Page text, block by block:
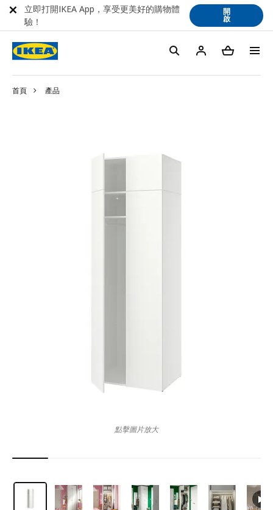
首頁 產品
點擊圖片放大
立即打開IKEA App，享受更美好的購物體
驗！
開
啟